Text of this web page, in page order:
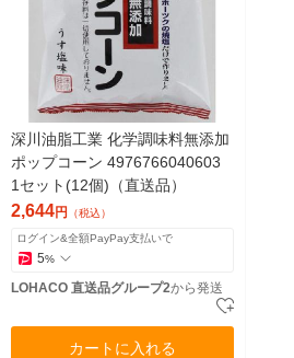
深川油脂工業 化学調味料無添加
ポップコーン 4976766040603
1セット(12個)（直送品）
2,644円 （税込）
ログイン&全額PayPay支払いで
5%
LOHACO 直送品グループ2から発送
カートに入れる